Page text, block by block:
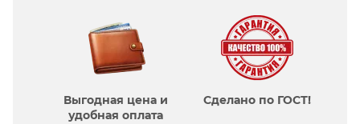
Выгодная цена и
удобная оплата
Сделано по ГОСТ!